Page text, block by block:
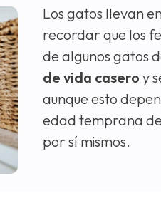
Los gatos llevan
recordar que los
de algunos gatos
de vida casero y
aunque esto
edad temprana
por sí mismos.